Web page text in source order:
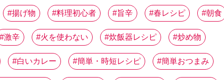
揚げ物 料理初心者 旨辛 春レシピ 朝食
激辛 火を使わない 炊飯器レシピ 炒め物
白いカレー 簡単・時短レシピ 簡単おつまみ